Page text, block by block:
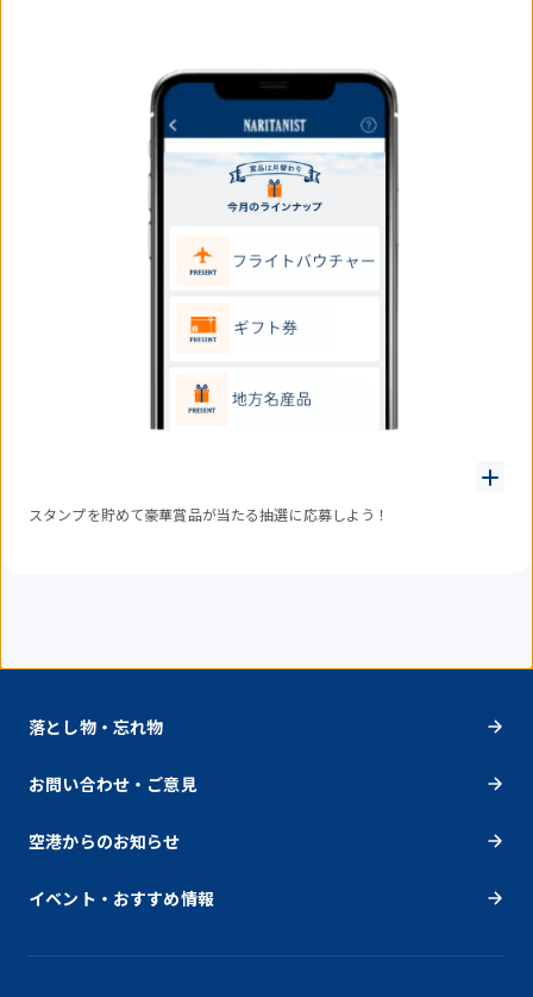
スタンプを貯めて豪華賞品が当たる抽選に応募しよう！
落とし物・忘れ物
お問い合わせ・ご意見
空港からのお知らせ
イベント・おすすめ情報